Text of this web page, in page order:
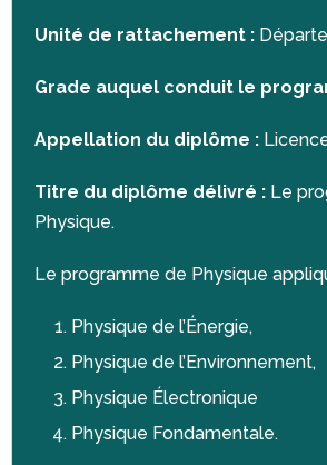
Unité de rattachement :
Grade auquel conduit le
Appellation du diplôme :
Titre du diplôme délivré : Le
Physique.
Le programme de Physique
Physique de l’Énergie,
Physique de l’Environnement,
Physique Électronique
Physique Fondamentale.